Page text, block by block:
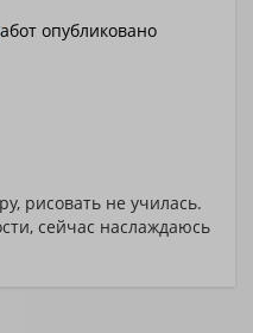
опубликовано
рисовать не училась.
сейчас наслаждаюсь